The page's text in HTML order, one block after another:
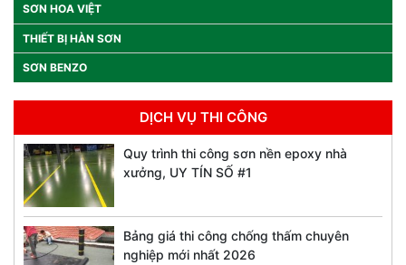
SƠN HOA VIỆT
THIẾT BỊ HÀN SƠN
SƠN BENZO
DỊCH VỤ THI CÔNG
Quy trình thi công sơn nền epoxy nhà
xưởng, UY TÍN SỐ #1
Bảng giá thi công chống thấm chuyên
nghiệp mới nhất 2026